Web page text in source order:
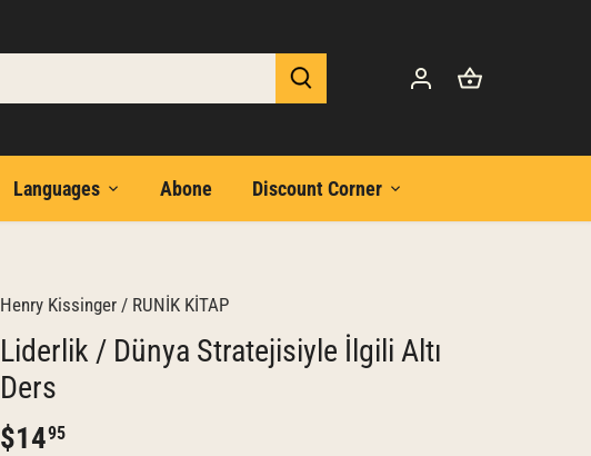
Languages Abone Discount Corner
Henry Kissinger / RUNİK KİTAP
Liderlik / Dünya Stratejisiyle İlgili Altı
Ders
$1495